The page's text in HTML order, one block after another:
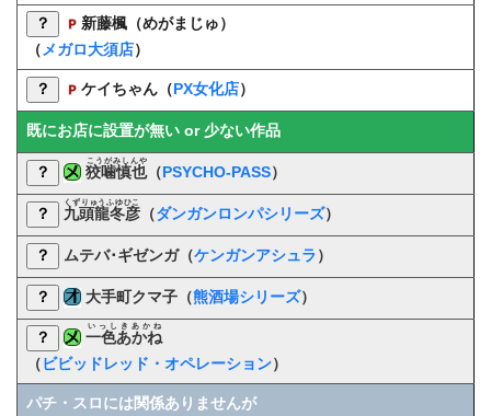
？
新藤楓（めがまじゅ）
（ メガロ大須店）
？ ケイちゃん（PX女化店）
既にお店に設置が無い or 少ない作品
？ 狡噛慎也
こうがみしんや
（PSYCHO-PASS）
？ 九頭龍冬彦
くずりゅうふゆひこ
（ダンガンロンパシリーズ）
？ ムテバ･ギゼンガ（ケンガンアシュラ ）
？ 大手町クマ子 （熊酒場シリーズ）
？ 一色あかね
いっしきあかね
（ ビビッドレッド・オペレーション）
パチ・スロには関係ありませんが